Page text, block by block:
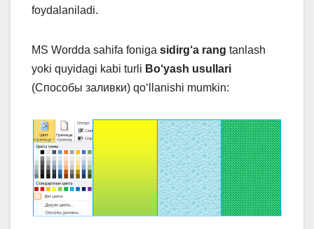
foydalaniladi.
MS Wordda sahifa foniga sidirg‘a rang tanlash
yoki quyidagi kabi turli Bo‘yash usullari
(Способы заливки) qo‘llanishi mumkin: